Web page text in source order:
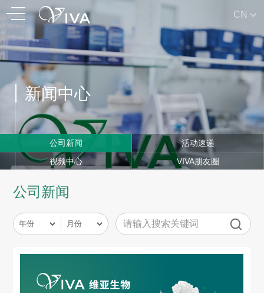
CN
新闻中心
公司新闻
活动速递
视频中心
VIVA朋友圈
公司新闻